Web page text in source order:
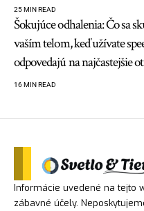
25 MIN READ
Šokujúce odhalenia: Čo sa
vaším telom, keď užívate
odpovedajú na najčastejšie
16 MIN READ
Informácie uvedené na tejto
zábavné účely.